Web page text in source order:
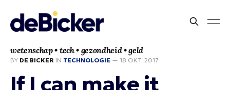
wetenschap • tech • gezondheid • geld
BY DE BICKER IN TECHNOLOGIE — 18 OKT. 2017
If I can make it